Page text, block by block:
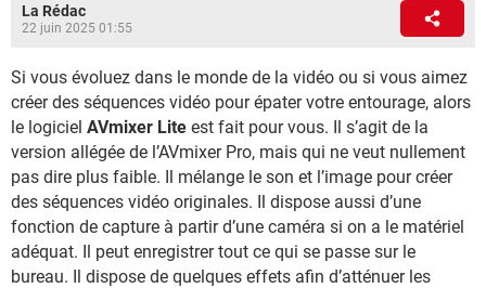
La Rédac
22 juin 2025 01:55
Si vous évoluez dans le monde de la vidéo ou si vous aimez
créer des séquences vidéo pour épater votre entourage, alors
le logiciel AVmixer Lite est fait pour vous. Il s’agit de la
version allégée de l’AVmixer Pro, mais qui ne veut nullement
pas dire plus faible. Il mélange le son et l’image pour créer
des séquences vidéo originales. Il dispose aussi d’une
fonction de capture à partir d’une caméra si on a le matériel
adéquat. Il peut enregistrer tout ce qui se passe sur le
bureau. Il dispose de quelques effets afin d’atténuer les